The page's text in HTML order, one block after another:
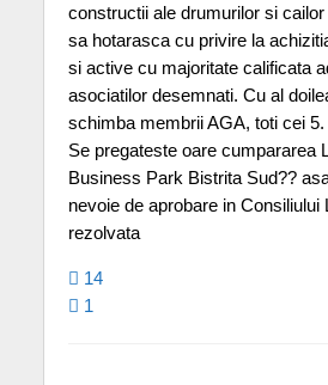
constructii ale drumurilor si
sa hotarasca cu privire la
si active cu majoritate calificata
asociatilor desemnati. Cu al
schimba membrii AGA, toti cei 5.
Se pregateste oare cumpararea
Business Park Bistrita Sud??
nevoie de aprobare in Consiliului
rezolvata
14
1